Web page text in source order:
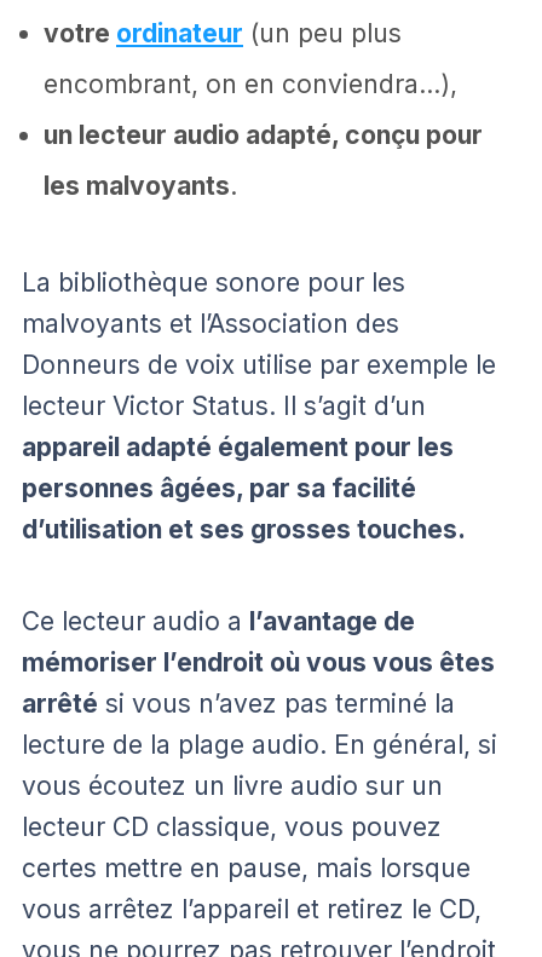
votre ordinateur (un peu plus
encombrant, on en conviendra…),
un lecteur audio adapté, conçu pour
les malvoyants.
La bibliothèque sonore pour les
malvoyants et l’Association des
Donneurs de voix utilise par exemple le
lecteur Victor Status. Il s’agit d’un
appareil adapté également pour les
personnes âgées, par sa facilité
d’utilisation et ses grosses touches.
Ce lecteur audio a l’avantage de
mémoriser l’endroit où vous vous êtes
arrêté si vous n’avez pas terminé la
lecture de la plage audio. En général, si
vous écoutez un livre audio sur un
lecteur CD classique, vous pouvez
certes mettre en pause, mais lorsque
vous arrêtez l’appareil et retirez le CD,
vous ne pourrez pas retrouver l’endroit